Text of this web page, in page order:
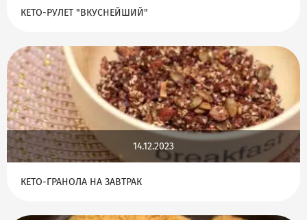
КЕТО-РУЛЕТ "ВКУСНЕЙШИЙ"
14.12.2023
КЕТО-ГРАНОЛА НА ЗАВТРАК